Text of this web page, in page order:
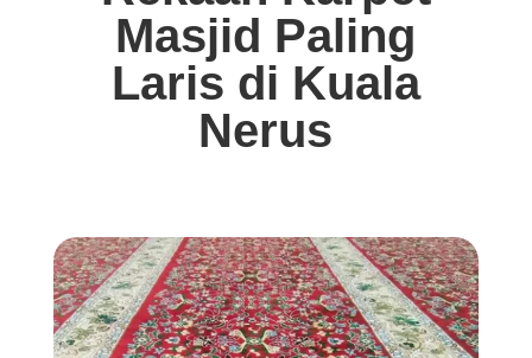
Masjid Paling
Laris di Kuala
Nerus